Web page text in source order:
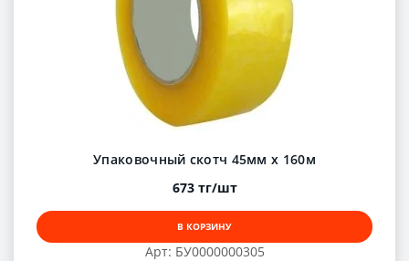
Арт: БУ0000000305
Упаковочный скотч 45мм х 160м
673 тг/шт
В КОРЗИНУ